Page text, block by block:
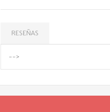
RESEÑAS
-->